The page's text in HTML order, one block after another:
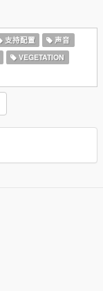
支持配置
声音
VEGETATION